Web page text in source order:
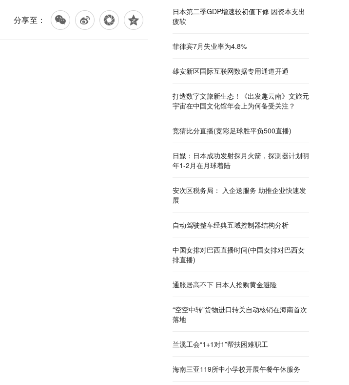
分享至：
日本第二季GDP增速较初值下修 因资本支出
疲软
菲律宾7月失业率为4.8%
雄安新区国际互联网数据专用通道开通
打造数字文旅新生态！《出发趣云南》文旅元
宇宙在中国文化馆年会上为何备受关注？
竞猜比分直播(竞彩足球胜平负500直播)
日媒：日本成功发射探月火箭，探测器计划明
年1-2月在月球着陆
安次区税务局： 入企送服务 助推企业快速发
展
自动驾驶整车经典五域控制器结构分析
中国女排对巴西直播时间(中国女排对巴西女
排直播)
通胀居高不下 日本人抢购黄金避险
“空空中转”货物进口转关自动核销在海南首次
落地
兰溪工会“1+1对1”帮扶困难职工
海南三亚119所中小学校开展午餐午休服务